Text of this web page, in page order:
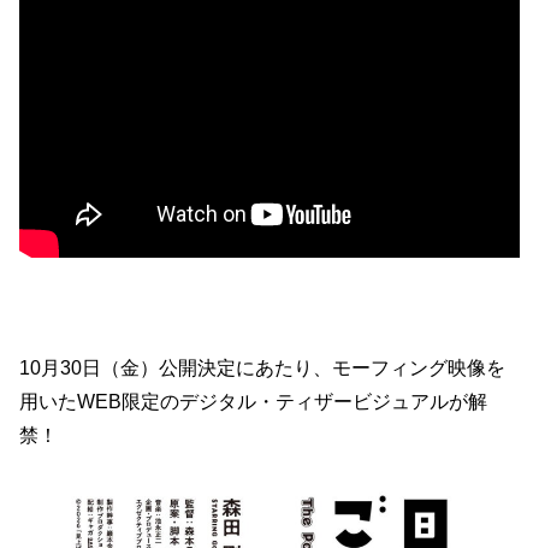
10月30日（金）公開決定にあたり、モーフィング映像を
用いたWEB限定のデジタル・ティザービジュアルが解
禁！